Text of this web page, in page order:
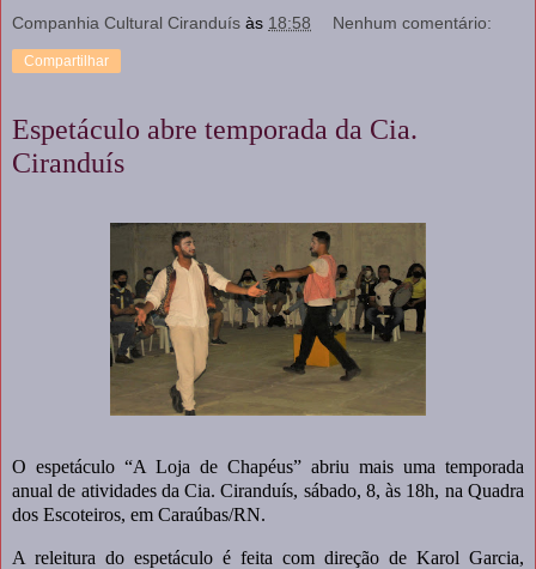
Companhia Cultural Ciranduís às 18:58 Nenhum comentário:
Compartilhar
Espetáculo abre temporada da Cia.
Ciranduís
O espetáculo “A Loja de Chapéus” abriu mais uma temporada
anual de atividades da Cia. Ciranduís, sábado, 8, às 18h, na Quadra
dos Escoteiros, em Caraúbas/RN.
A releitura do espetáculo é feita com direção de Karol Garcia,